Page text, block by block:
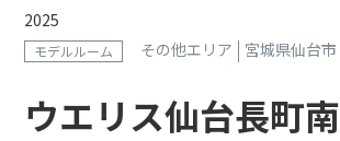
2025
モデルルーム その他エリア 宮城県仙台市
ウエリス仙台長町南